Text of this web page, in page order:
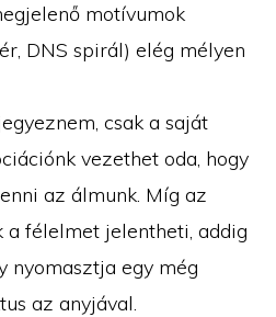
motívumok
DNS spirál) elég mélyen
csak a saját
vezethet oda, hogy
az álmunk. Míg az
a félelmet jelentheti, addig
nyomasztja egy még
az anyjával.